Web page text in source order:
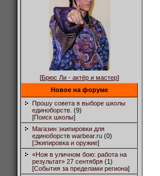
[Брюс Ли - актёр и мастер]
Новое на форуме
Прошу совета в выборе школы
единоборств. (9)
[Поиск школы]
Магазин экипировки для
единоборств warbear.ru (0)
[Экипировка и оружие]
«Нож в уличном бою: работа на
результат» 27 сентября (1)
[События за пределами региона]